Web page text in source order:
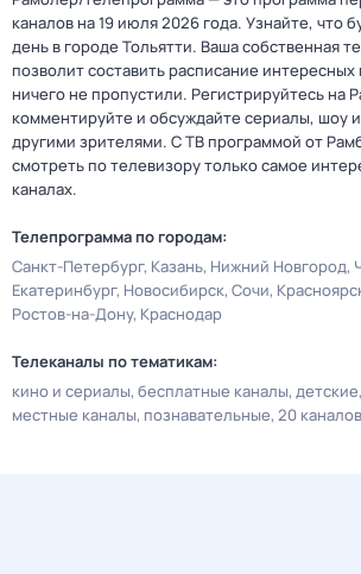
каналов на 19 июля 2026 года. Узнайте, что
день в городе Тольятти. Ваша собственная
позволит составить расписание
ничего не пропустили. Регистрируйтесь на
комментируйте и обсуждайте сериалы, шоу
другими зрителями. С ТВ программой от
смотреть по телевизору только самое
каналах.
Телепрограмма по городам:
Санкт-Петербург Казань Нижний Новгород
Екатеринбург Новосибирск Сочи
Ростов-на-Дону Краснодар
Телеканалы по тематикам:
кино и сериалы бесплатные каналы детские
местные каналы познавательные 20 каналов